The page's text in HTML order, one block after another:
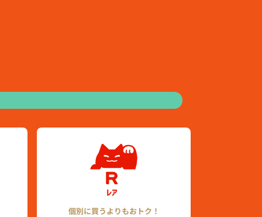
個別に買うよりもおトク！